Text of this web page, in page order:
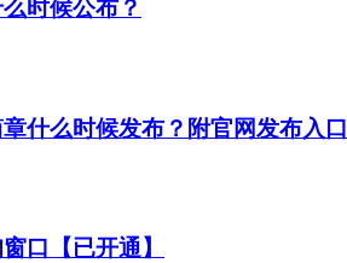
时候公布？
什么时候发布？附官网发布入口
口【已开通】